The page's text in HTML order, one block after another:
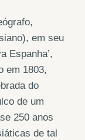
em seu
Espanha’,
em 1803,
do
de um
250 anos
de tal